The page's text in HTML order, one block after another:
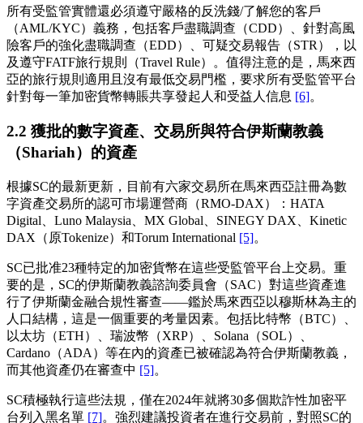
所有受監管實體還必須遵守嚴格的反洗錢/了解您的客戶
（AML/KYC）義務，包括客戶盡職調查（CDD）、針對高風
險客戶的強化盡職調查（EDD）、可疑交易報告（STR），以
及遵守FATF旅行規則（Travel Rule）。值得注意的是，馬來西
亞的旅行規則適用且沒有最低交易門檻，要求所有受監管平台
針對每一筆加密貨幣轉賬共享發起人和受益人信息 [6]。
2.2 獲批的數字資產、交易所與符合伊斯蘭教義
（Shariah）的資產
根據SC的最新更新，目前有六家交易所在馬來西亞註冊為數
字資產交易所的認可市場運營商（RMO-DAX）：HATA
Digital、Luno Malaysia、MX Global、SINEGY DAX、Kinetic
DAX（原Tokenize）和Torum International [5]。
SC已批准23種特定的加密貨幣在這些受監管平台上交易。重
要的是，SC的伊斯蘭教義諮詢委員會（SAC）對這些資產進
行了伊斯蘭金融合規性審查——鑑於馬來西亞以穆斯林為主的
人口結構，這是一個重要的考量因素。包括比特幣（BTC）、
以太坊（ETH）、瑞波幣（XRP）、Solana（SOL）、
Cardano（ADA）等在內的資產已被確認為符合伊斯蘭教義，
而其他資產仍在審查中 [5]。
SC積極執行這些法規，僅在2024年就將30多個欺詐性加密平
台列入黑名單 [7]。強烈建議投資者在進行交易前，對照SC的